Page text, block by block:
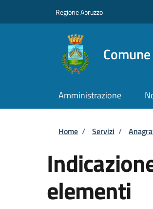
Regione Abruzzo
Amministrazione
Briciole di
Home / Servizi /
elementi